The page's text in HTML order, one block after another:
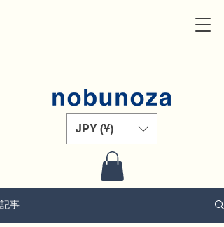
JPY (¥)
記事